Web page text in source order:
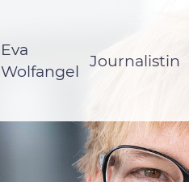
Eva
Wolfangel
Journalistin